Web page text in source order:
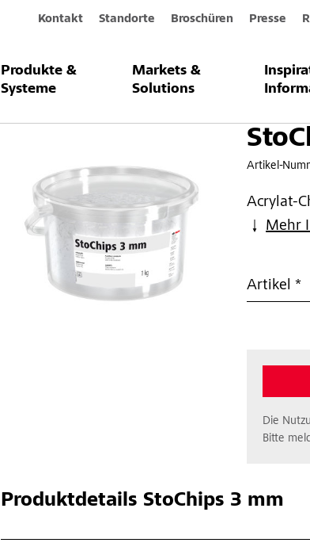
Kontakt Standorte Broschüren Presse
Produkte &
Systeme
Markets &
Solutions
Produkte & Systeme StoChips 3 mm
Artikel-
Acrylat-
Mehr
Artikel *
Die
Bitte
ProduktdetailsStoChips 3 mm